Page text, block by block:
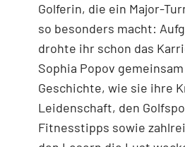
Golferin, die ein Major-
so besonders macht:
drohte ihr schon das
Sophia Popov
Geschichte, wie sie ihre
Leidenschaft, den
Fitnesstipps sowie